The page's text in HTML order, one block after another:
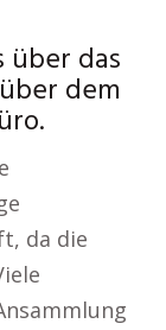
über das
dem
da die